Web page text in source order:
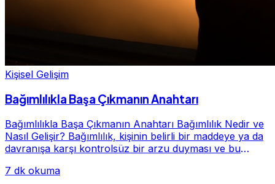
Kişisel Gelişim
Bağımlılıkla Başa Çıkmanın Anahtarı
Bağımlılıkla Başa Çıkmanın Anahtarı Bağımlılık Nedir ve
Nasıl Gelişir? Bağımlılık, kişinin belirli bir maddeye ya da
davranışa karşı kontrolsüz bir arzu duyması ve bu
7 dk okuma